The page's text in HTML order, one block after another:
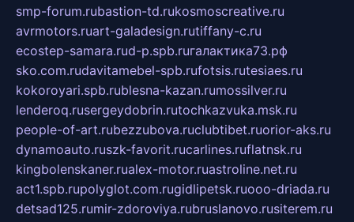
smp-forum.rubastion-td.rukosmoscreative.ru
avrmotors.ruart-galadesign.rutiffany-c.ru
ecostep-samara.rud-p.spb.ruгалактика73.рф
sko.com.rudavitamebel-spb.rufotsis.rutesiaes.ru
kokoroyari.spb.rublesna-kazan.rumossilver.ru
lenderoq.rusergeydobrin.rutochkazvuka.msk.ru
people-of-art.rubezzubova.ruclubtibet.ruorior-aks.ru
dynamoauto.ruszk-favorit.rucarlines.ruflatnsk.ru
kingbolenskaner.rualex-motor.ruastroline.net.ru
act1.spb.rupolyglot.com.rugidlipetsk.ruooo-driada.ru
detsad125.rumir-zdoroviya.rubruslanovo.rusiterem.ru